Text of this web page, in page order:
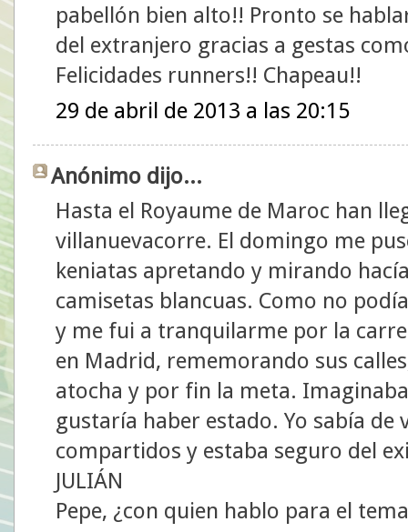
pabellón bien alto!! Pronto se
del extranjero gracias a gestas
Felicidades runners!! Chapeau!!
29 de abril de 2013 a las 20:15
Anónimo dijo...
Hasta el Royaume de Maroc han
villanuevacorre. El domingo me
keniatas apretando y mirando
camisetas blancuas. Como no
y me fui a tranquilarme por la
en Madrid, rememorando sus
atocha y por fin la meta.
gustaría haber estado. Yo sabía
compartidos y estaba seguro del
JULIÁN
Pepe, ¿con quien hablo para el